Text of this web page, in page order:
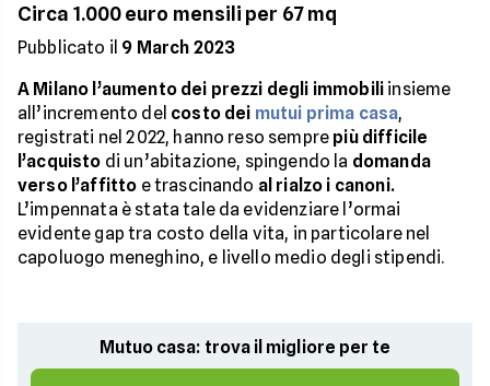
Circa 1.000 euro mensili per 67 mq
Pubblicato il 9 March 2023
A Milano l’aumento dei prezzi degli immobili insieme
all’incremento del costo dei mutui prima casa,
registrati nel 2022, hanno reso sempre più difficile
l’acquisto di un’abitazione, spingendo la domanda
verso l’affitto e trascinando al rialzo i canoni.
L’impennata è stata tale da evidenziare l’ormai
evidente gap tra costo della vita, in particolare nel
capoluogo meneghino, e livello medio degli stipendi.
Mutuo casa: trova il migliore per te